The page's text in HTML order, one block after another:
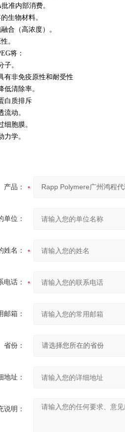
准内部消费。
生物材料。
合（高浓度）。
。
将：
子。
有非免疫原性和耐受性
低清除率。
白质排斥
流动。
细胞膜。
力学。
产品：
单位：
姓名：
电话：
邮箱：
省份：
地址：
说明：